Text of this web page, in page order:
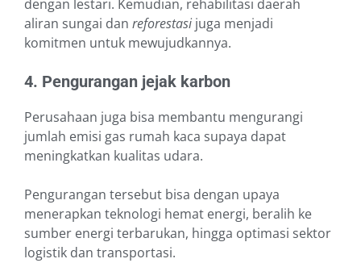
dengan lestari. Kemudian, rehabilitasi daerah
aliran sungai dan reforestasi juga menjadi
komitmen untuk mewujudkannya.
4. Pengurangan jejak karbon
Perusahaan juga bisa membantu mengurangi
jumlah emisi gas rumah kaca supaya dapat
meningkatkan kualitas udara.
Pengurangan tersebut bisa dengan upaya
menerapkan teknologi hemat energi, beralih ke
sumber energi terbarukan, hingga optimasi sektor
logistik dan transportasi.